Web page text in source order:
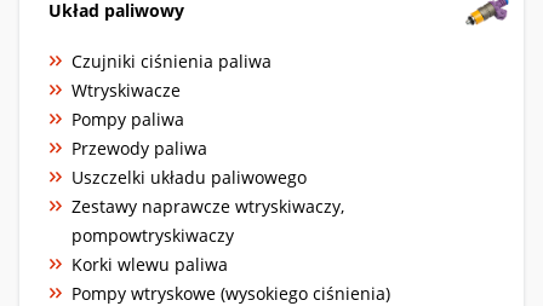
Układ paliwowy
Czujniki ciśnienia paliwa
Wtryskiwacze
Pompy paliwa
Przewody paliwa
Uszczelki układu paliwowego
Zestawy naprawcze wtryskiwaczy,
pompowtryskiwaczy
Korki wlewu paliwa
Pompy wtryskowe (wysokiego ciśnienia)